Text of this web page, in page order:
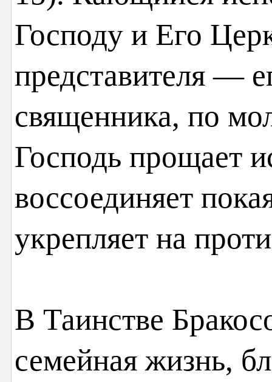
Господу и Его
представителя —
священника, по
Господь прощает
воссоединяет
укрепляет на
В Таинстве
семейная жизнь,